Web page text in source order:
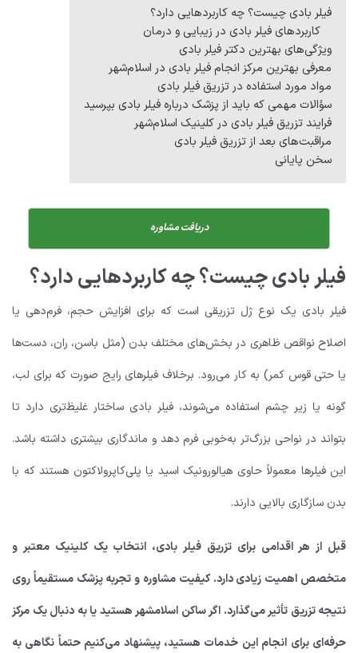
فیلر بادی چیست؟ چه کاربردهایی دارد؟
کاربردهای فیلر بادی در زیبایی و درمان
ویژگی‌های بهترین دکتر فیلر بادی
معرفی بهترین مرکز انجام فیلر بادی در اسلام‌شهر
مواد مورد استفاده در تزریق فیلر بادی
سؤالات مهمی که باید از پزشک درباره فیلر بادی بپرسید
فرایند تزریق فیلر بادی در کلینیک اسلام‌شهر
مراقبت‌های بعد از تزریق فیلر بادی
سخن پایانی
دریافت مشاوره
فیلر بادی چیست؟ چه کاربردهایی دارد؟
فیلر بادی یک نوع ژل تزریقی است که برای افزایش حجم، فرم‌دهی یا
اصلاح نواقص ظاهری در بخش‌های مختلف بدن (مثل باسن، ران، دست‌ها
یا حتی قوس کمر) به کار می‌رود. برخلاف فیلرهای رایج صورت که برای لب،
گونه یا زیر چشم استفاده می‌شوند، فیلر بادی ساختار غلیظ‌تری دارد تا
بتواند در نواحی بزرگ‌تر به‌خوبی فرم دهد و ماندگاری بیشتری داشته باشد.
این فیلرها معمولاً حاوی هیالورونیک اسید یا پلی‌کاپرولاکتون هستند که با
بدن سازگاری بالایی دارند.
قبل از هر اقدامی برای تزریق فیلر بادی، انتخاب یک کلینیک معتبر و
متخصص اهمیت زیادی دارد. کیفیت مشاوره و تجربه پزشک مستقیماً روی
نتیجه تزریق تأثیر می‌گذارد. اگر ساکن اسلامشهر هستید یا به دنبال یک مرکز
حرفه‌ای برای انجام این خدمات هستید، پیشنهاد می‌کنیم حتماً نگاهی به